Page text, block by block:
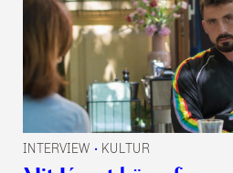
INTERVIEW • KULTUR